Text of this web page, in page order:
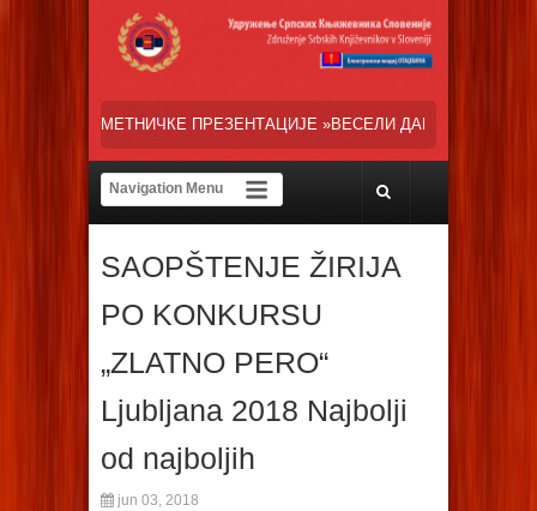
»ВЕСЕЛИ ДАНИ СРПСКЕ ДИЈАСПОРЕ« НАША ТРЕНУТНА
SAOPŠTENJE ŽIRIJA
PO KONKURSU
„ZLATNO PERO“
Ljubljana 2018 Najbolji
od najboljih
jun 03, 2018